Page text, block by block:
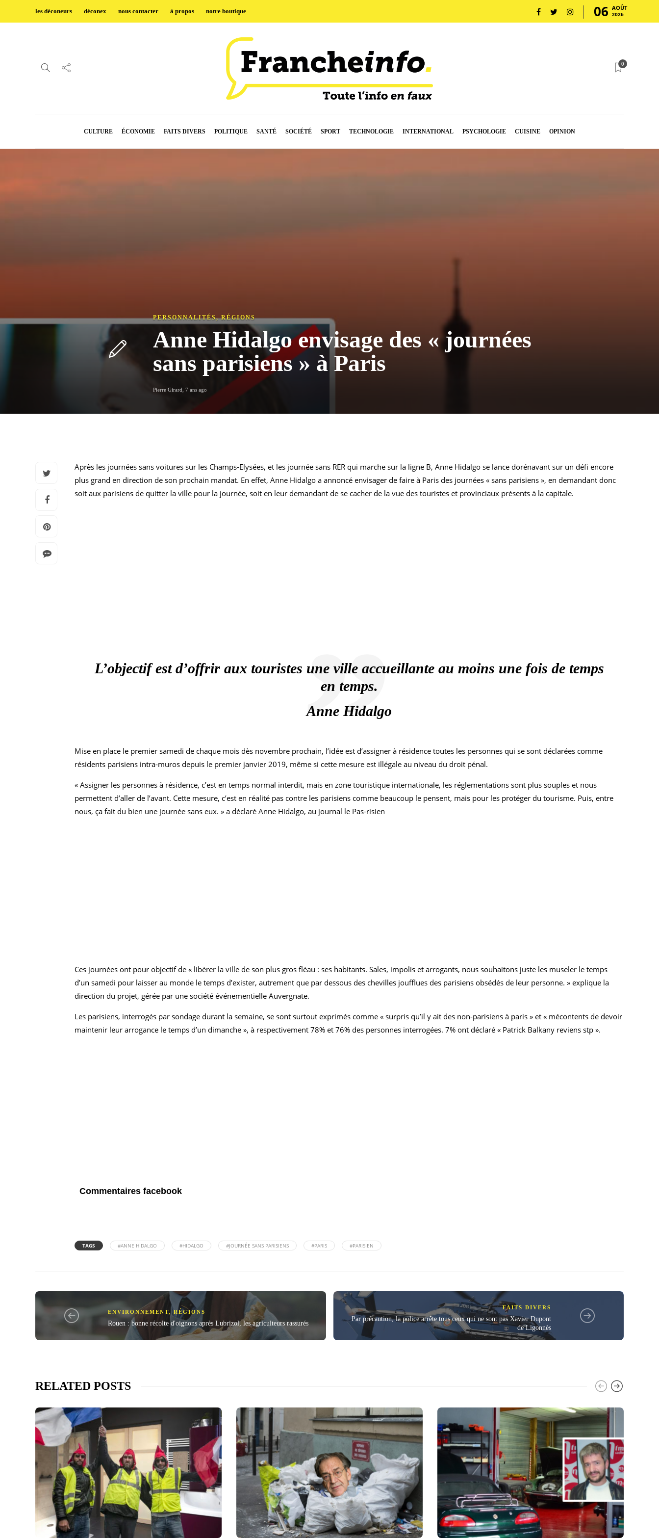
les déconeurs déconex nous contacter à propos notre boutique 06 AOÛT
2026
0
CULTURE ÉCONOMIE FAITS DIVERS POLITIQUE SANTÉ SOCIÉTÉ SPORT TECHNOLOGIE INTERNATIONAL PSYCHOLOGIE CUISINE OPINION
PERSONNALITÉS,RÉGIONS
Anne Hidalgo envisage des « journées
sans parisiens » à Paris
Pierre Girard 7 ans ago
Après les journées sans voitures sur les Champs-Elysées, et les journée sans RER qui marche sur la ligne B, Anne Hidalgo se lance dorénavant sur un défi encore
plus grand en direction de son prochain mandat. En effet, Anne Hidalgo a annoncé envisager de faire à Paris des journées « sans parisiens », en demandant donc
soit aux parisiens de quitter la ville pour la journée, soit en leur demandant de se cacher de la vue des touristes et provinciaux présents à la capitale.
L’objectif est d’offrir aux touristes une ville accueillante au moins une fois de temps
en temps.
Anne Hidalgo
Mise en place le premier samedi de chaque mois dès novembre prochain, l’idée est d’assigner à résidence toutes les personnes qui se sont déclarées comme
résidents parisiens intra-muros depuis le premier janvier 2019, même si cette mesure est illégale au niveau du droit pénal.
« Assigner les personnes à résidence, c’est en temps normal interdit, mais en zone touristique internationale, les réglementations sont plus souples et nous
permettent d’aller de l’avant. Cette mesure, c’est en réalité pas contre les parisiens comme beaucoup le pensent, mais pour les protéger du tourisme. Puis, entre
nous, ça fait du bien une journée sans eux. » a déclaré Anne Hidalgo, au journal le Pas-risien
Ces journées ont pour objectif de « libérer la ville de son plus gros fléau : ses habitants. Sales, impolis et arrogants, nous souhaitons juste les museler le temps
d’un samedi pour laisser au monde le temps d’exister, autrement que par dessous des chevilles joufflues des parisiens obsédés de leur personne. » explique la
direction du projet, gérée par une société événementielle Auvergnate.
Les parisiens, interrogés par sondage durant la semaine, se sont surtout exprimés comme « surpris qu’il y ait des non-parisiens à paris » et « mécontents de devoir
maintenir leur arrogance le temps d’un dimanche », à respectivement 78% et 76% des personnes interrogées. 7% ont déclaré « Patrick Balkany reviens stp ».
Commentaires facebook
TAGS #ANNE HIDALGO #HIDALGO #JOURNÉE SANS PARISIENS #PARIS #PARISIEN
ENVIRONNEMENT,RÉGIONS
Rouen : bonne récolte d'oignons après Lubrizol, les agriculteurs rassurés
FAITS DIVERS
Par précaution, la police arrête tous ceux qui ne sont pas Xavier Dupont
de Ligonnès
RELATED POSTS